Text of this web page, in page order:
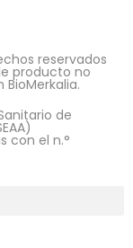
reservados
producto no
de
con el n.°